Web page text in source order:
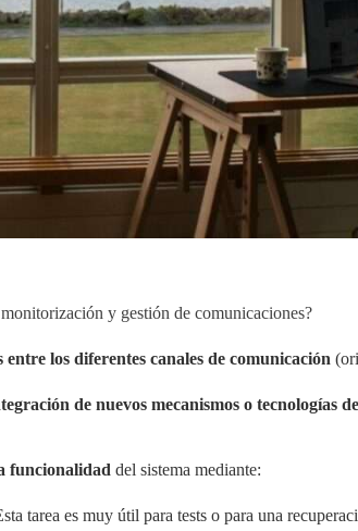
monitorización y gestión de comunicaciones?
los diferentes canales de comunicación
de nuevos mecanismos o tecnologías
funcionalidad del sistema mediante:
tarea es muy útil para tests o para una